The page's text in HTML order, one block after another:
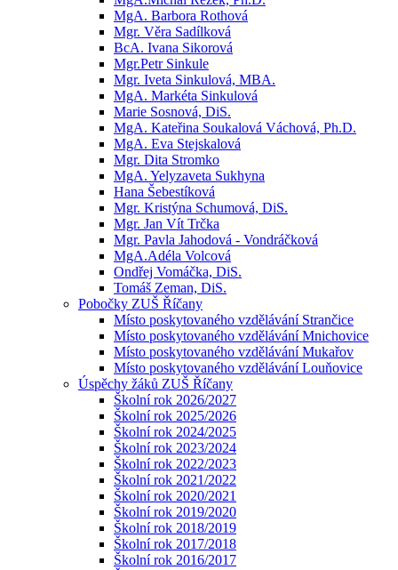
MgA. Barbora Rothová
Mgr. Věra Sadílková
BcA. Ivana Sikorová
Mgr.Petr Sinkule
Mgr. Iveta Sinkulová, MBA.
MgA. Markéta Sinkulová
Marie Sosnová, DiS.
MgA. Kateřina Soukalová Váchová, Ph.D.
MgA. Eva Stejskalová
Mgr. Dita Stromko
MgA. Yelyzaveta Sukhyna
Hana Šebestíková
Mgr. Kristýna Schumová, DiS.
Mgr. Jan Vít Trčka
Mgr. Pavla Jahodová - Vondráčková
MgA.Adéla Volcová
Ondřej Vomáčka, DiS.
Tomáš Zeman, DiS.
Pobočky ZUŠ Říčany
Místo poskytovaného vzdělávání Strančice
Místo poskytovaného vzdělávání Mnichovice
Místo poskytovaného vzdělávání Mukařov
Místo poskytovaného vzdělávání Louňovice
Úspěchy žáků ZUŠ Říčany
Školní rok 2026/2027
Školní rok 2025/2026
Školní rok 2024/2025
Školní rok 2023/2024
Školní rok 2022/2023
Školní rok 2021/2022
Školní rok 2020/2021
Školní rok 2019/2020
Školní rok 2018/2019
Školní rok 2017/2018
Školní rok 2016/2017